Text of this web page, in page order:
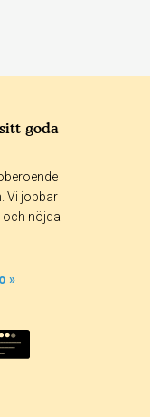
goda
Vi jobbar
och nöjda
»